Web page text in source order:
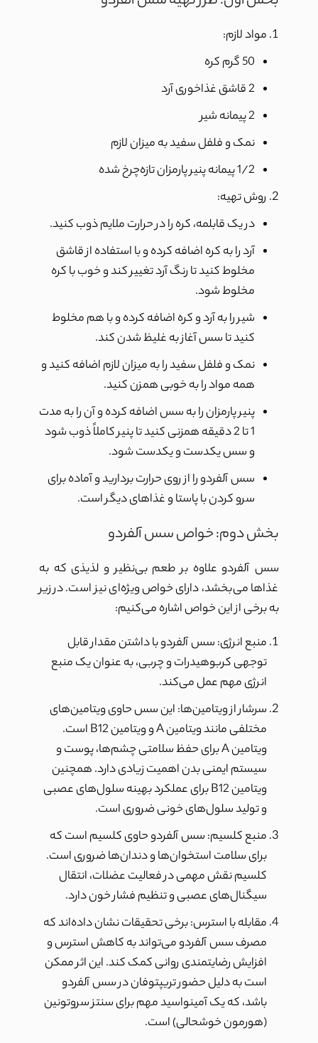
مواد لازم:
50 گرم کره
2 قاشق غذاخوری آرد
2 پیمانه شیر
نمک و فلفل سفید به میزان لازم
1/2 پیمانه پنیر پارمزان تازه‌چرخ شده
روش تهیه:
در یک قابلمه، کره را در حرارت ملایم ذوب کنید.
آرد را به کره اضافه کرده و با استفاده از قاشق
مخلوط کنید تا رنگ آرد تغییر کند و خوب با کره
مخلوط شود.
شیر را به آرد و کره اضافه کرده و با هم مخلوط
کنید تا سس آغاز به غلیظ شدن کند.
نمک و فلفل سفید را به میزان لازم اضافه کنید و
همه مواد را به خوبی همزن کنید.
پنیر پارمزان را به سس اضافه کرده و آن را به مدت
1 تا 2 دقیقه همزنی کنید تا پنیر کاملاً ذوب شود
و سس یکدست و یکدست شود.
سس آلفردو را از روی حرارت بردارید و آماده برای
سرو کردن با پاستا و غذاهای دیگر است.
بخش دوم: خواص سس آلفردو
سس آلفردو علاوه بر طعم بی‌نظیر و لذیذی که به
غذاها می‌بخشد، دارای خواص ویژه‌ای نیز است. در زیر
به برخی از این خواص اشاره می‌کنیم:
منبع انرژی: سس آلفردو با داشتن مقدار قابل
توجهی کربوهیدرات و چربی، به عنوان یک منبع
انرژی مهم عمل می‌کند.
سرشار از ویتامین‌ها: این سس حاوی ویتامین‌های
مختلفی مانند ویتامین A و ویتامین B12 است.
ویتامین A برای حفظ سلامتی چشم‌ها، پوست و
سیستم ایمنی بدن اهمیت زیادی دارد. همچنین
ویتامین B12 برای عملکرد بهینه سلول‌های عصبی
و تولید سلول‌های خونی ضروری است.
منبع کلسیم: سس آلفردو حاوی کلسیم است که
برای سلامت استخوان‌ها و دندان‌ها ضروری است.
کلسیم نقش مهمی در فعالیت عضلات، انتقال
سیگنال‌های عصبی و تنظیم فشار خون دارد.
مقابله با استرس: برخی تحقیقات نشان داده‌اند که
مصرف سس آلفردو می‌تواند به کاهش استرس و
افزایش رضایتمندی روانی کمک کند. این اثر ممکن
است به دلیل حضور تریپتوفان در سس آلفردو
باشد، که یک آمینواسید مهم برای سنتز سروتونین
(هورمون خوشحالی) است.